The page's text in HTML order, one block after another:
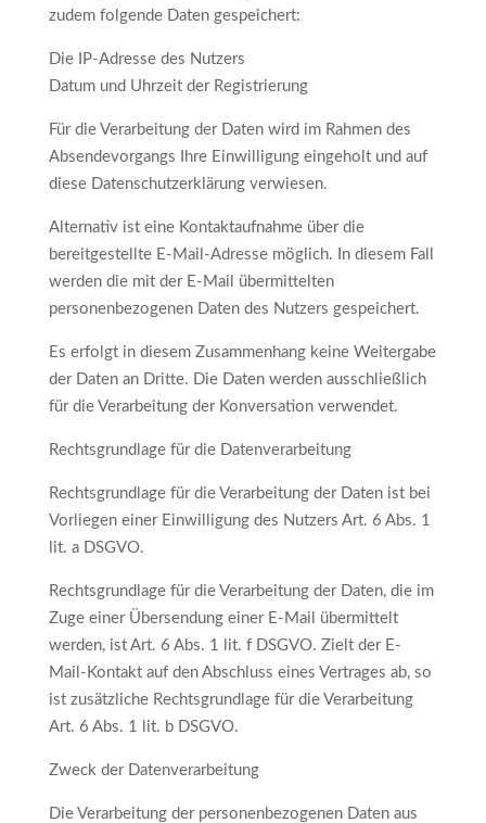
zudem folgende Daten gespeichert:
Die IP-Adresse des Nutzers
Datum und Uhrzeit der Registrierung
Für die Verarbeitung der Daten wird im Rahmen des
Absendevorgangs Ihre Einwilligung eingeholt und auf
diese Datenschutzerklärung verwiesen.
Alternativ ist eine Kontaktaufnahme über die
bereitgestellte E-Mail-Adresse möglich. In diesem Fall
werden die mit der E-Mail übermittelten
personenbezogenen Daten des Nutzers gespeichert.
Es erfolgt in diesem Zusammenhang keine Weitergabe
der Daten an Dritte. Die Daten werden ausschließlich
für die Verarbeitung der Konversation verwendet.
Rechtsgrundlage für die Datenverarbeitung
Rechtsgrundlage für die Verarbeitung der Daten ist bei
Vorliegen einer Einwilligung des Nutzers Art. 6 Abs. 1
lit. a DSGVO.
Rechtsgrundlage für die Verarbeitung der Daten, die im
Zuge einer Übersendung einer E-Mail übermittelt
werden, ist Art. 6 Abs. 1 lit. f DSGVO. Zielt der E-
Mail-Kontakt auf den Abschluss eines Vertrages ab, so
ist zusätzliche Rechtsgrundlage für die Verarbeitung
Art. 6 Abs. 1 lit. b DSGVO.
Zweck der Datenverarbeitung
Die Verarbeitung der personenbezogenen Daten aus